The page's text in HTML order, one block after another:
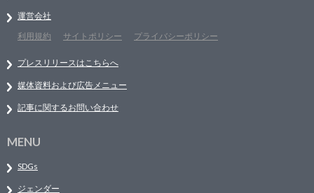
運営会社
利用規約
サイトポリシー プライバシーポリシー
プレスリリースはこちらへ
媒体資料および広告メニュー
記事に関するお問い合わせ
MENU
SDGs
ジェンダー